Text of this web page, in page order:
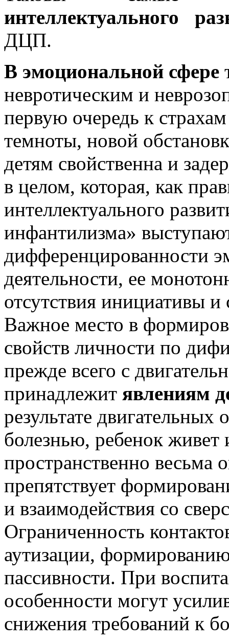
интеллектуального
ДЦП.
В эмоциональной сфере
невротическим и
первую очередь к
темноты, новой
детям свойственна и
в целом, которая, как
интеллектуального
инфантилизма»
дифференцированности
деятельности, ее
отсутствия инициативы и
Важное место в
свойств личности по
прежде всего с
принадлежит явлениям
результате
болезнью, ребенок живет
пространственно весьма
препятствует
и взаимодействия со
Ограниченность
аутизации,
пассивности. При
особенности могут
снижения требований к